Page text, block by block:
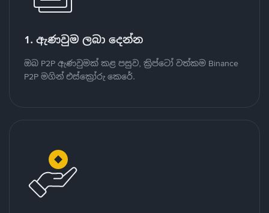
1. ඇණවුම ලබා දෙන්න
ඔබ P2P ඇණවුමක් කළ පසුව, ක්‍රිප්ටෝ වත්කම Binance
P2P මගින් එස්ක්‍රෝරු කෙරේ.